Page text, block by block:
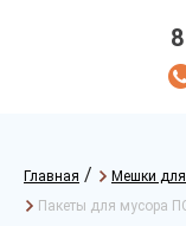
Главная / Мешки
Пакеты для мусора